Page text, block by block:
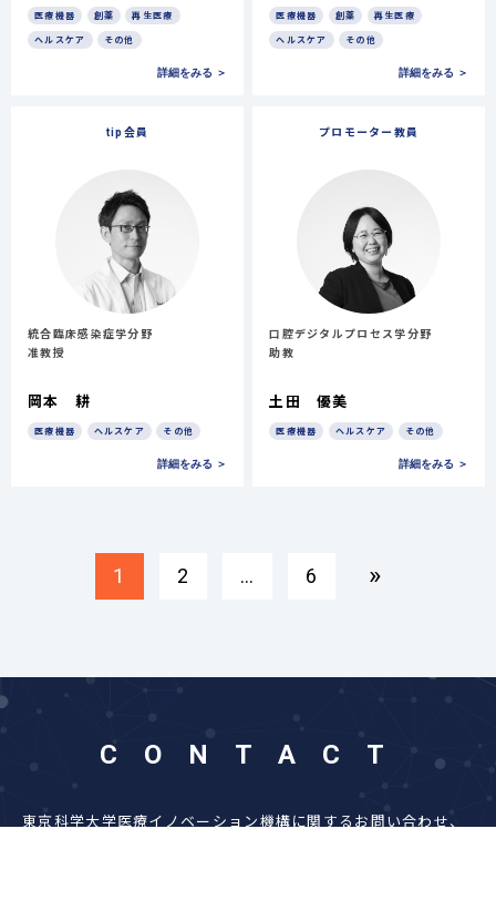
医療機器 創薬 再生医療
ヘルスケア その他
詳細をみる ＞
医療機器 創薬 再生医療
ヘルスケア その他
詳細をみる ＞
tip会員
統合臨床感染症学分野
准教授
岡本 耕
医療機器 ヘルスケア その他
詳細をみる ＞
プロモーター教員
口腔デジタルプロセス学分野
助教
土田 優美
医療機器 ヘルスケア その他
詳細をみる ＞
1 2 … 6 »
CONTACT
東京科学大学医療イノベーション機構に関するお問い合わせ、